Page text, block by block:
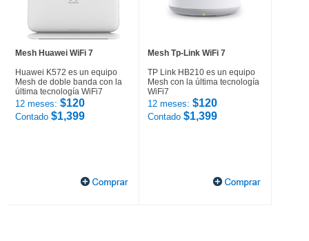
Mesh Huawei WiFi 7
Huawei K572 es un equipo
Mesh de doble banda con la
última tecnología WiFi7
12 meses: $120
Contado $1,399
Mesh Tp-Link WiFi 7
TP Link HB210 es un equipo
Mesh con la última tecnología
WiFi7
12 meses: $120
Contado $1,399